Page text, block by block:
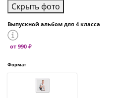
Скрыть фото
Выпускной альбом для 4 класса
от 990 ₽
Формат